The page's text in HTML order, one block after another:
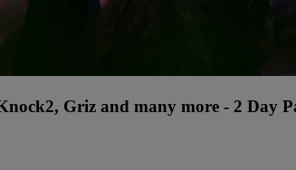
Griz and many more - 2 Day